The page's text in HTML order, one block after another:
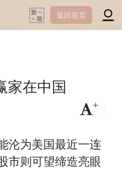
返回首页
家在中国
+
沦为美国最近一连
市则可望缔造亮眼